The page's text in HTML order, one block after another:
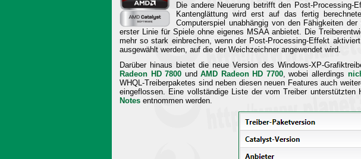
Die andere Neuerung betrifft den Post-
Kantenglättung wird erst auf das fertig
Computerspiel unabhängig von den Fähigkeiten
erster Linie für Spiele ohne eigenes MSAA anbietet. Die
mehr so stark einbrechen, wenn der Post-Processing-Effekt
ausgewählt werden, auf die der Weichzeichner angewendet wird.
Darüber hinaus bietet die neue Version des Windows-XP-
Radeon HD 7800 undAMD Radeon HD 7700, wobei allerdings
WHQL-Treiberpaketes sind neben diesen neuen Features auch
eingeflossen. Eine vollständige Liste der vom Treiber unterstützten
Notes entnommen werden.